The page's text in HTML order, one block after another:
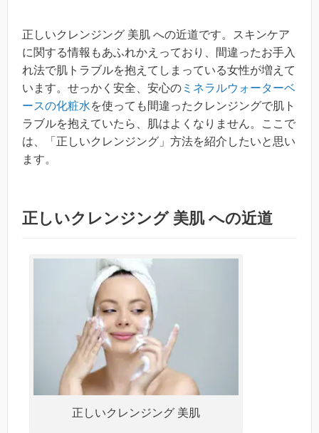
正しいクレンジング 美肌 への近道です。スキンケア
に関する情報もあふれかえっており、間違ったお手入
れ法で肌トラブルを抱えてしまっている女性が増えて
います。せっかく安全、安心の ミネラルウォーターベ
ースの化粧水を使っても間違ったクレンジングで肌ト
ラブルを抱えていたら、肌はよくなりません。ここで
は、「正しいクレンジング」方法を紹介したいと思い
ます。
正しいクレンジング 美肌 への近道
正しいクレンジング 美肌